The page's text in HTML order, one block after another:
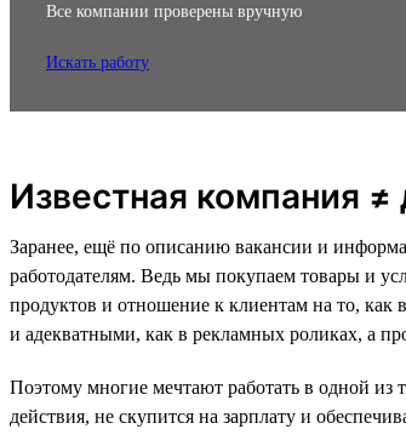
Все компании проверены вручную
Искать работу
Известная компания ≠
Заранее, ещё по описанию вакансии и
работодателям. Ведь мы покупаем товары и
продуктов и отношение к клиентам на то, как
и адекватными, как в рекламных роликах, а
Поэтому многие мечтают работать в одной
действия, не скупится на зарплату и